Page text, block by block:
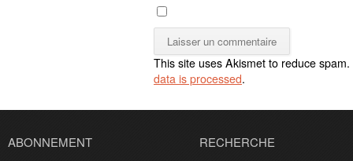
This site uses Akismet to reduce spam.
data is processed.
ABONNEMENT RECHERCHE